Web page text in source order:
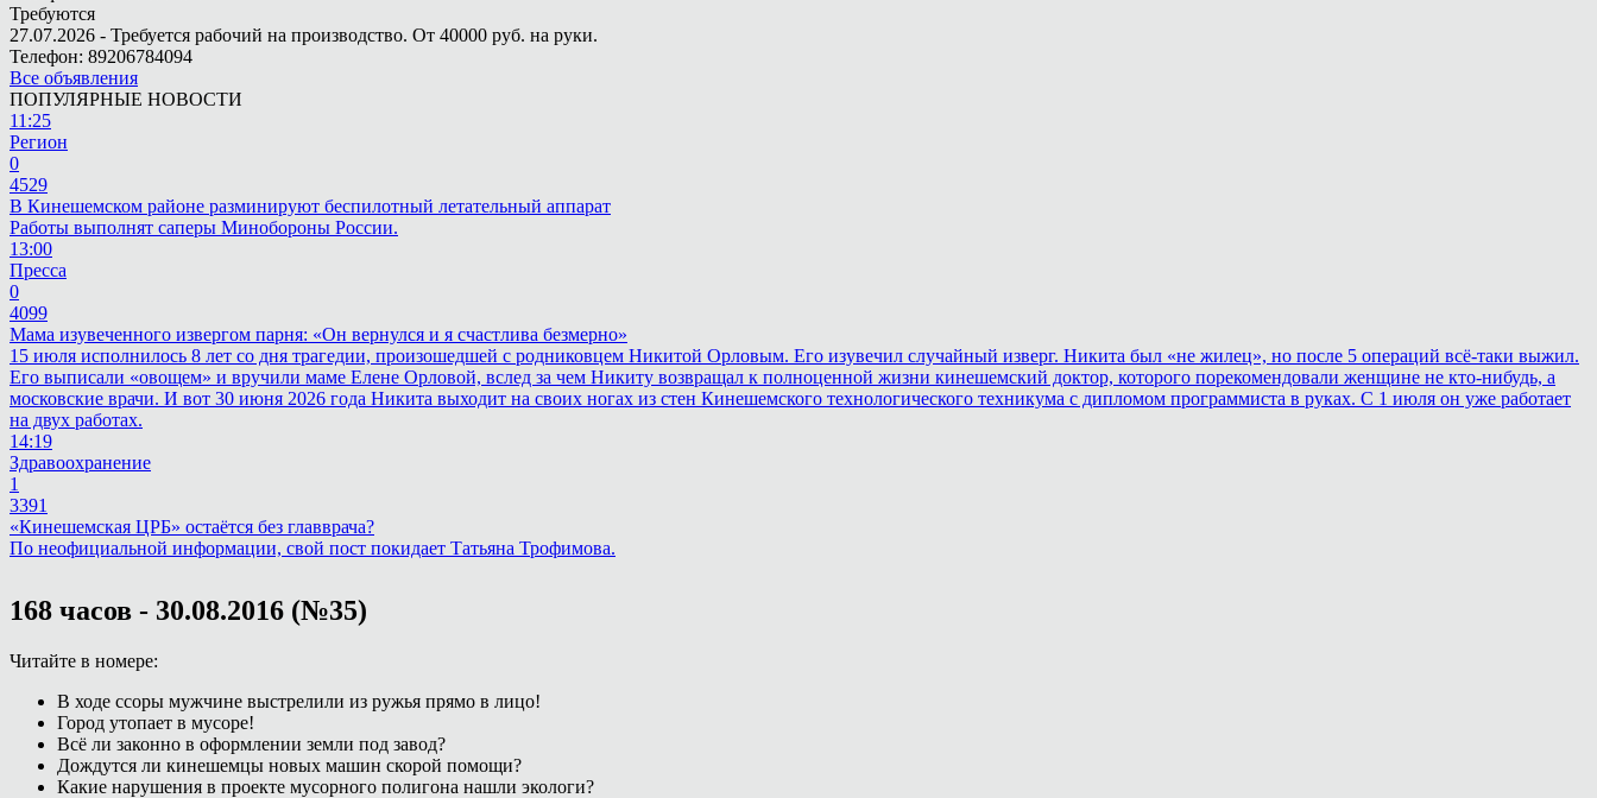
Требуются
27.07.2026 - Требуется рабочий на производство. От 40000 руб. на руки.
Телефон: 89206784094
Все объявления
ПОПУЛЯРНЫЕ НОВОСТИ
11:25
Регион
0
4529
В Кинешемском районе разминируют беспилотный летательный аппарат
Работы выполнят саперы Минобороны России.
13:00
Пресса
0
4099
Мама изувеченного извергом парня: «Он вернулся и я счастлива безмерно»
15 июля исполнилось 8 лет со дня трагедии, произошедшей с родниковцем Никитой Орловым. Его изувечил случайный изверг. Никита был «не жилец», но после 5 операций всё-таки выжил.
Его выписали «овощем» и вручили маме Елене Орловой, вслед за чем Никиту возвращал к полноценной жизни кинешемский доктор, которого порекомендовали женщине не кто-нибудь, а
московские врачи. И вот 30 июня 2026 года Никита выходит на своих ногах из стен Кинешемского технологического техникума с дипломом программиста в руках. С 1 июля он уже работает
на двух работах.
14:19
Здравоохранение
1
3391
«Кинешемская ЦРБ» остаётся без главврача?
По неофициальной информации, свой пост покидает Татьяна Трофимова.
168 часов - 30.08.2016 (№35)
Читайте в номере:
В ходе ссоры мужчине выстрелили из ружья прямо в лицо!
Город утопает в мусоре!
Всё ли законно в оформлении земли под завод?
Дождутся ли кинешемцы новых машин скорой помощи?
Какие нарушения в проекте мусорного полигона нашли экологи?